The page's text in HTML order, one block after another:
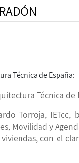
Técnica de España:
Técnica de
Torroja, IETcc,
Movilidad y
con el